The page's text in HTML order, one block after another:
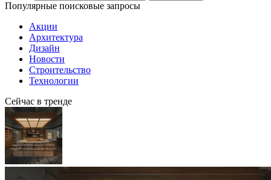
Популярные поисковые запросы
Акции
Архитектура
Дизайн
Новости
Строительство
Технологии
Сейчас в тренде